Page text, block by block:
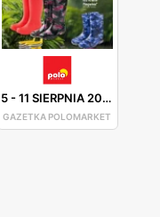
5-11 SIERPNIA 2026
GAZETKA POLOMARKET